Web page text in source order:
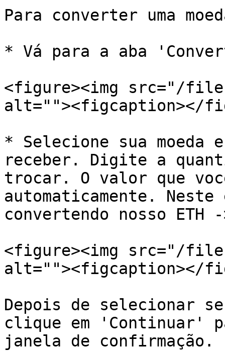
Para converter uma
* Vá para a aba
<figure><img src="/
alt=""><figcaption></
* Selecione sua moeda
receber. Digite a
trocar. O valor que
automaticamente. Neste
convertendo nosso ETH -
<figure><img src="/files/
alt=""><figcaption></
Depois de selecionar
clique em 'Continuar'
janela de confirmação.